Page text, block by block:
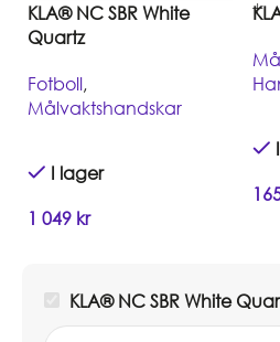
KLA® NC SBR White
Quartz
Fotboll,
Målvaktshandskar
I lager
1 049 kr
KLA® NC SBR White